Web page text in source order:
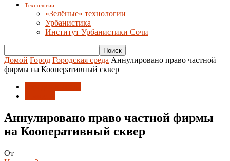
Технологии
«Зелёные» технологии
Урбанистика
Институт Урбанистики Сочи
Домой Город Городская среда Аннулировано право частной
фирмы на Кооперативный сквер
Аннулировано право частной фирмы
на Кооперативный сквер
От